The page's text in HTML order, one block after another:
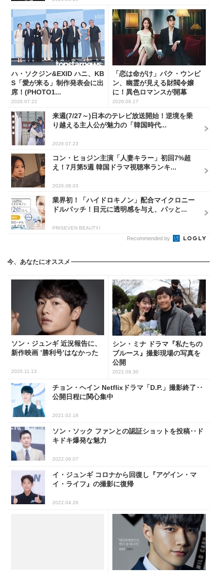
ハ・ソクジン&EXID ハニ、KB
S「愛が来る」制作発表会に出
席！(PHOTO1...
2026.07.22
「恋は命がけ」パク・ウンビ
ン、幽霊が見える財閥令嬢
に！異色ロマンスが開幕
2026.06.17
来週(7/27～)日本のテレビ放送開始！逆境を乗
り越える主人公が魅力の「韓国時代...
2026.07.23
コン・ヒョジン主演「人妻キラー」初回7%超
え！7月第5週 韓国ドラマ視聴率ランキ...
2026.08.03
業界初！「ハイドロキノン」配合マイクロニー
ドルパッチ！目元に透明感を与え、パッと...
PR(SEVEN BEAUTY)
Recommended by
今、あなたにオススメ
ソン・ジュンギ 近況報告に、
新作映画 ’勝利号’はなかった
2020.11.13
シン・ミナ ドラマ『私たちの
ブルース』撮影現場の写真を
公開
2022.09.30
チョン・ヘイン Netflixドラマ「D.P.」撮影終了‥
公開日程に関心集中
2021.02.18
ソン・ソック ファンとの認証ショットを投稿‥ド
キドキ爆発な魅力
2022.06.07
イ・ジュンギ コロナから回復し『アゲイン・マ
イ・ライフ』の撮影に復帰
2022.04.26